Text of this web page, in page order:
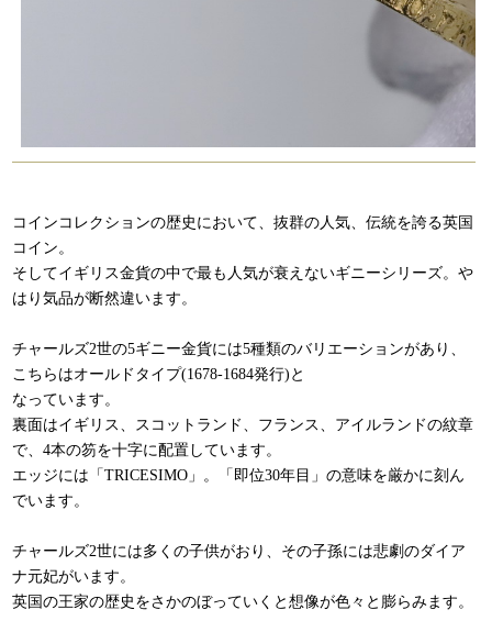
コインコレクションの歴史において、抜群の人気、伝統を誇る英国
コイン。
そしてイギリス金貨の中で最も人気が衰えないギニーシリーズ。や
はり気品が断然違います。
チャールズ2世の5ギニー金貨には5種類のバリエーションがあり、
こちらはオールドタイプ(1678-1684発行)と
なっています。
裏面はイギリス、スコットランド、フランス、アイルランドの紋章
で、4本の笏を十字に配置しています。
エッジには「TRICESIMO」。「即位30年目」の意味を厳かに刻ん
でいます。
チャールズ2世には多くの子供がおり、その子孫には悲劇のダイア
ナ元妃がいます。
英国の王家の歴史をさかのぼっていくと想像が色々と膨らみます。